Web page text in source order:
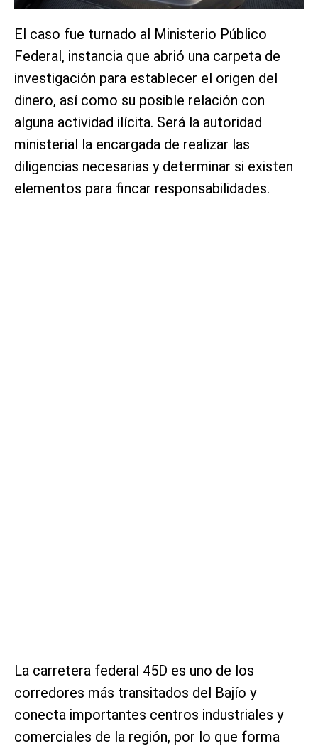
El caso fue turnado al Ministerio Público
Federal, instancia que abrió una carpeta de
investigación para establecer el origen del
dinero, así como su posible relación con
alguna actividad ilícita. Será la autoridad
ministerial la encargada de realizar las
diligencias necesarias y determinar si existen
elementos para fincar responsabilidades.
La carretera federal 45D es uno de los
corredores más transitados del Bajío y
conecta importantes centros industriales y
comerciales de la región, por lo que forma